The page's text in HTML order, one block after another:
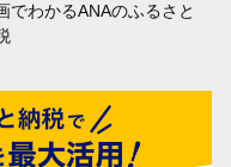
でわかるANAのふるさと